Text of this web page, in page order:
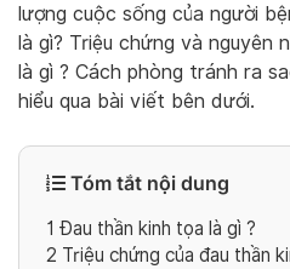
lượng cuộc sống của người
là gì? Triệu chứng và nguyên
là gì ? Cách phòng tránh ra
hiểu qua bài viết bên dưới.
Tóm tắt nội dung
1 Đau thần kinh tọa là gì ?
2 Triệu chứng của đau thần